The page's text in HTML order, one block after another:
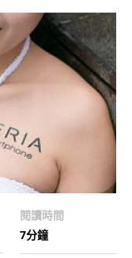
閱讀時間
7分鐘